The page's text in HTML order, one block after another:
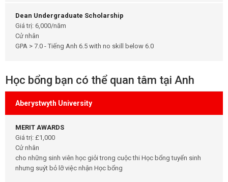
Dean Undergraduate Scholarship
Giá trị: 6,000/năm
Cử nhân
GPA > 7.0 - Tiếng Anh 6.5 with no skill below 6.0
Học bổng bạn có thể quan tâm tại Anh
Aberystwyth University
MERIT AWARDS
Giá trị: £1,000
Cử nhân
cho những sinh viên học giỏi trong cuộc thi Học bổng tuyển sinh
nhưng suýt bỏ lỡ việc nhận Học bổng